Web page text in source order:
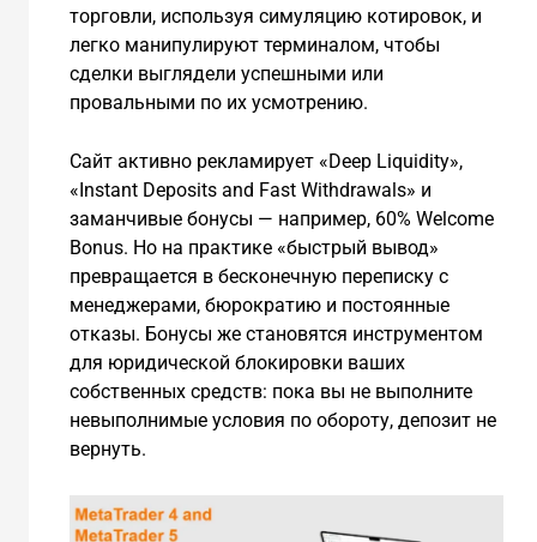
торговли, используя симуляцию котировок, и
легко манипулируют терминалом, чтобы
сделки выглядели успешными или
провальными по их усмотрению.
Сайт активно рекламирует «Deep Liquidity»,
«Instant Deposits and Fast Withdrawals» и
заманчивые бонусы — например, 60% Welcome
Bonus. Но на практике «быстрый вывод»
превращается в бесконечную переписку с
менеджерами, бюрократию и постоянные
отказы. Бонусы же становятся инструментом
для юридической блокировки ваших
собственных средств: пока вы не выполните
невыполнимые условия по обороту, депозит не
вернуть.